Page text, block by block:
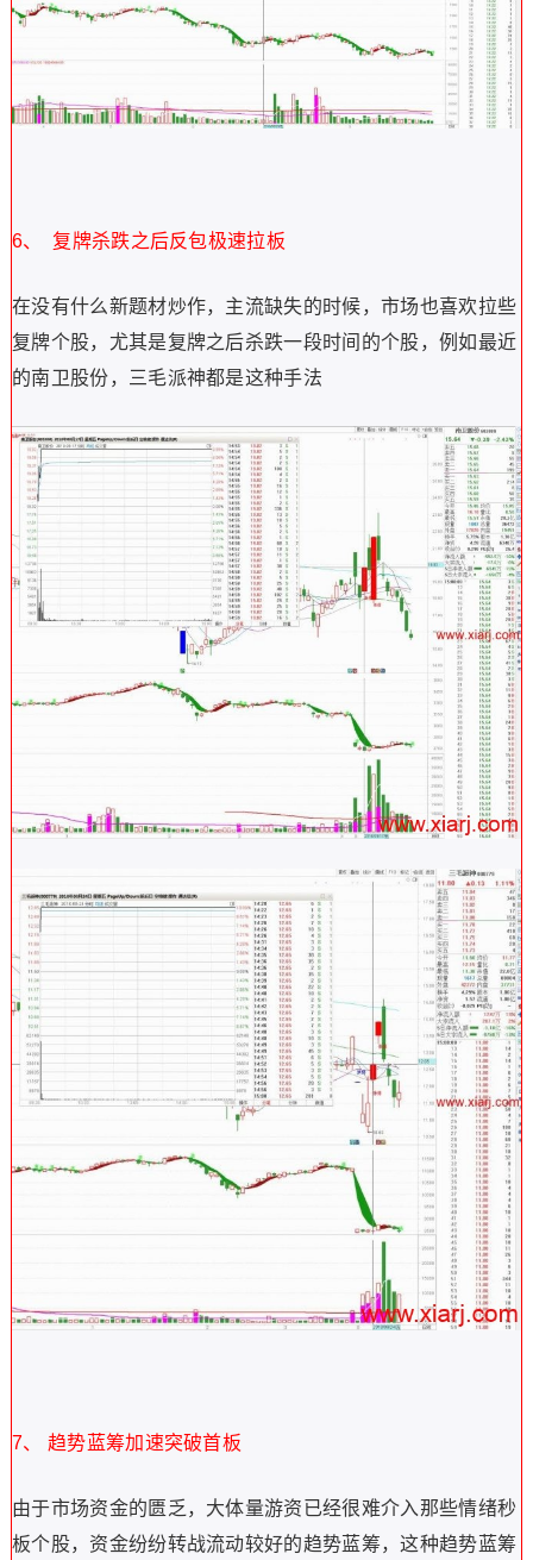
6、 复牌杀跌之后反包极速拉板
在没有什么新题材炒作，主流缺失的时候，市场也喜欢拉些
复牌个股，尤其是复牌之后杀跌一段时间的个股，例如最近
的南卫股份，三毛派神都是这种手法
7、 趋势蓝筹加速突破首板
由于市场资金的匮乏，大体量游资已经很难介入那些情绪秒
板个股，资金纷纷转战流动较好的趋势蓝筹，这种趋势蓝筹